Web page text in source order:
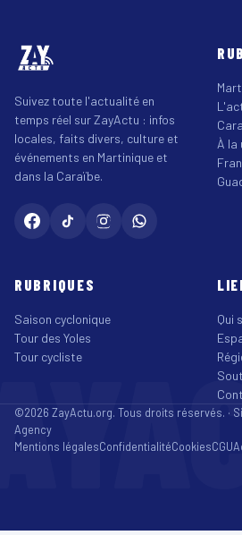
Suivez toute l'actualité en
temps réel sur ZayActu : infos
locales, faits divers, culture et
événements en Martinique et
dans la Caraïbe.
À la
RUBRIQUES
Saison cyclonique
Tour des Yoles
Tour cycliste
Qui
©2026 ZayActu.org. Tous droits réservés. ·
Agency
Mentions légalesConfidentialitéCookiesCGU